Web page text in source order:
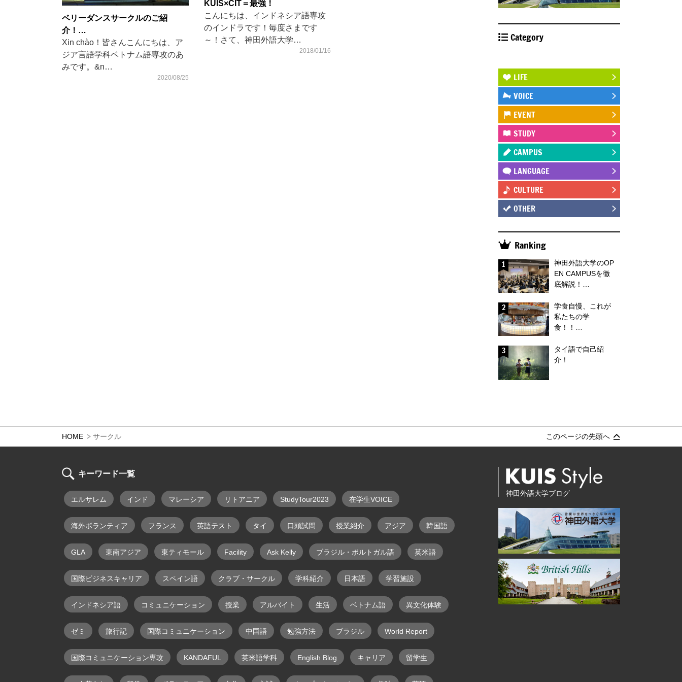
ベリーダンスサークルのご紹
介！…
Xin chào！皆さんこんにちは、ア
ジア言語学科ベトナム語専攻のあ
みです。&n…
2020/08/25
KUIS×CIT＝最強！
こんにちは、インドネシア語専攻
のインドラです！毎度さまです
～！さて、神田外語大学…
2018/01/16
Category
LIFE
VOICE
EVENT
STUDY
CAMPUS
LANGUAGE
CULTURE
OTHER
Ranking
神田外語大学のOP
EN CAMPUSを徹
底解説！…
学食自慢、これが
私たちの学
食！！…
タイ語で自己紹
介！
HOME サークル このページの先頭へ
キーワード一覧
エルサレム インド マレーシア リトアニア StudyTour2023 在学生VOICE
海外ボランティア フランス 英語テスト タイ 口頭試問 授業紹介 アジア 韓国語
GLA 東南アジア 東ティモール Facility Ask Kelly ブラジル・ポルトガル語 英米語
国際ビジネスキャリア スペイン語 クラブ・サークル 学科紹介 日本語 学習施設
インドネシア語 コミュニケーション 授業 アルバイト 生活 ベトナム語 異文化体験
ゼミ 旅行記 国際コミュニケーション 中国語 勉強方法 ブラジル World Report
国際コミュニケーション専攻 KANDAFUL 英米語学科 English Blog キャリア 留学生
神田外語大学ブログ